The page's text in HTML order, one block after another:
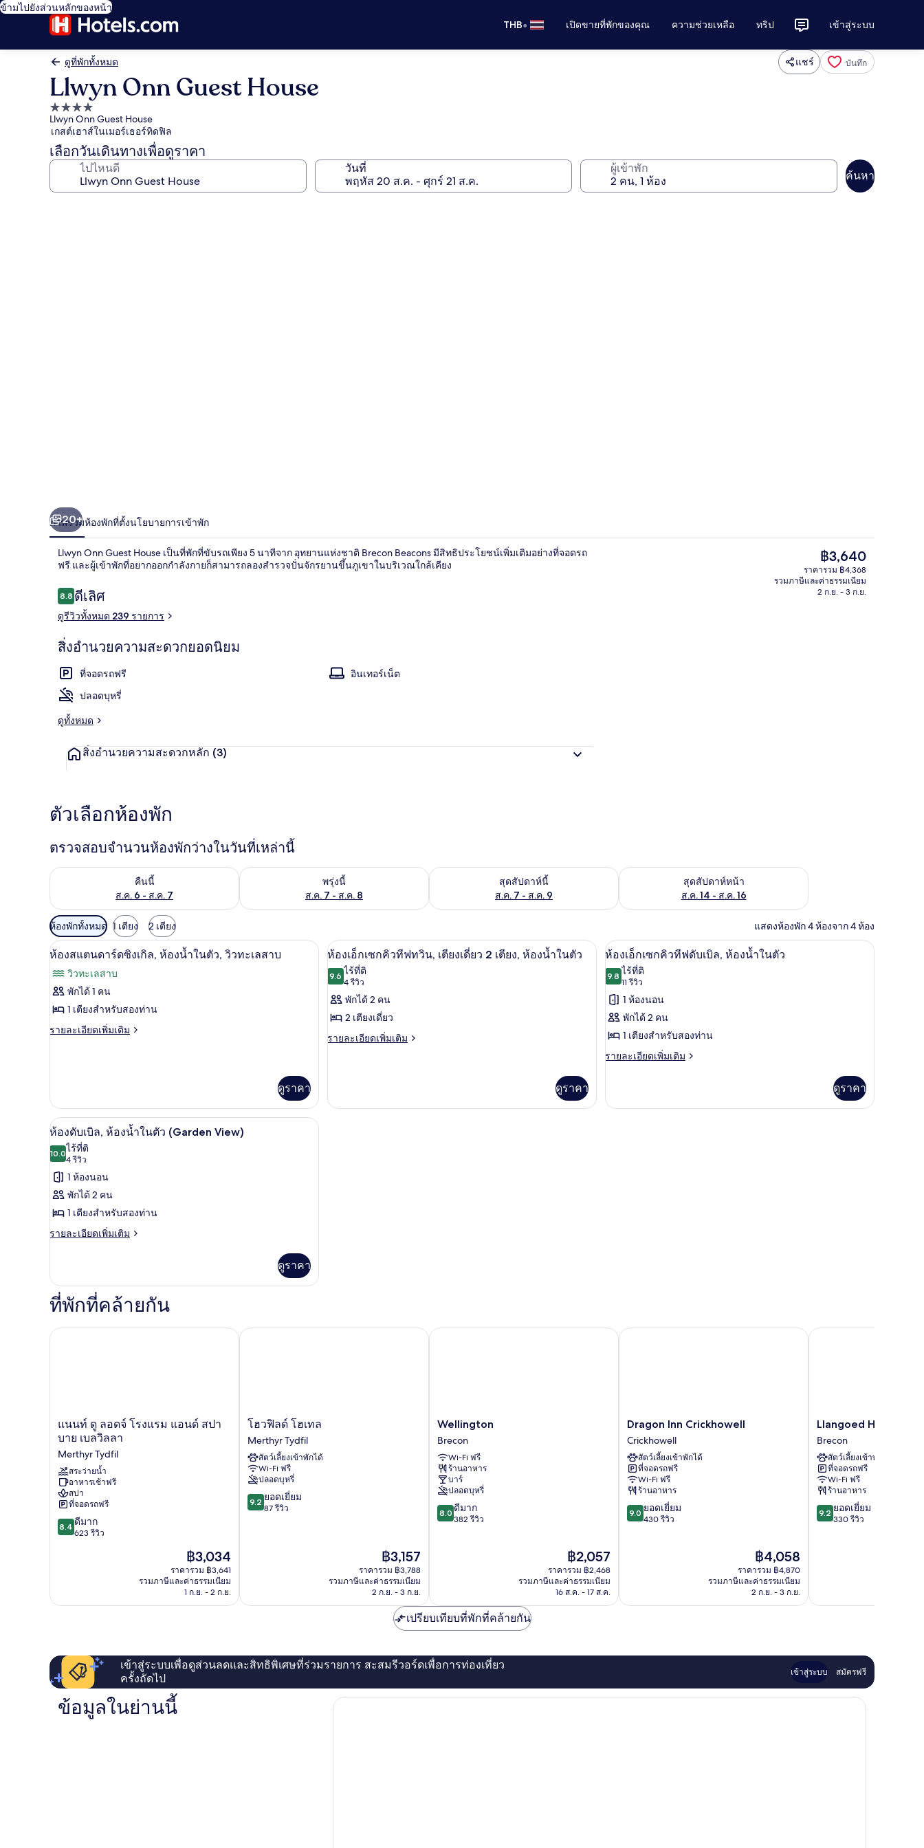
ข้ามไปยังส่วนหลักของหน้า
THB• เปิดขายที่พักของคุณ ความช่วยเหลือ ทริป เข้าสู่ระบบ
ดูที่พักทั้งหมด แชร์ บันทึก
Llwyn Onn Guest House
ที่พัก
4.0
ดาว
Llwyn Onn Guest House
เกสต์เฮาส์ในเมอร์เธอร์ทิดฟิล
เลือกวันเดินทางเพื่อดูราคา
ไปไหนดี วันที่ ผู้เข้าพัก
ค้นหา
20+
ภาพรวมห้องพักที่ตั้งนโยบายการเข้าพัก
Llwyn Onn Guest House เป็นที่พักที่ขับรถเพียง 5 นาทีจาก อุทยานแห่งชาติ Brecon Beacons มีสิทธิประโยชน์เพิ่มเติมอย่างที่จอดรถ
ฟรี และผู้เข้าพักที่อยากออกกำลังกายก็สามารถลองสำรวจปั่นจักรยานขึ้นภูเขาในบริเวณใกล้เคียง
รีวิว
8.88.8 จาก 10
ดีเลิศ
ดูรีวิวทั้งหมด 239 รายการ
สิ่งอำนวยความสะดวกยอดนิยม
ที่จอดรถฟรี
อินเทอร์เน็ต
ปลอดบุหรี่
ดูทั้งหมด
สิ่งอำนวยความสะดวกหลัก (3)
ราคา
ปัจจุบัน
฿3,640
฿3,640
ราคารวม ฿4,368
รวมภาษีและค่าธรรมเนียม
2 ก.ย. - 3 ก.ย.
ตัวเลือกห้องพัก
ตรวจสอบจำนวนห้องพักว่างในวันที่เหล่านี้
คืนนี้
ส.ค. 6 - ส.ค. 7
ตรวจสอบจำนวนห้องพักว่างในคืนนี้ ส.ค. 6 - ส.ค. 7
พรุ่งนี้
ส.ค. 7 - ส.ค. 8
ตรวจสอบจำนวนห้องพักว่างในพรุ่งนี้ ส.ค. 7 - ส.ค. 8
สุดสัปดาห์นี้
ส.ค. 7 - ส.ค. 9
ตรวจสอบจำนวนห้องพักว่างในสุดสัปดาห์นี้ ส.ค. 7 - ส.ค. 9สุดสัปดาห์หน้า
ส.ค. 14 - ส.ค. 16
ตรวจสอบจำนวนห้องพักว่างในสุดสัปดาห์หน้า ส.ค. 14 - ส.ค. 16
ตัว
กรอง
ที่
มี
ให้
สำหรับ
ห้อง
ห้องพักทั้งหมด 1 เตียง 2 เตียง แสดงห้องพัก 4 ห้องจาก 4 ห้อง
เปิด
ภาพถ่าย
ทั้งหมด
ของ
ห้อง
ใน
ตัว,
วิว
ทะเลสาบ
ห้องสแตนดาร์ดซิงเกิล, ห้องน้ำในตัว, วิวทะเลสาบ
1
ห้องสแตนดาร์ดซิงเกิล, ห้องน้ำในตัว, วิวทะเลสาบ
วิวทะเลสาบ
พักได้ 1 คน
1 เตียงสำหรับสองท่าน
รายละเอียดเพิ่มเติม
ราย
ห้อง
สแตนดาร์ด
ซิงเกิล,
ห้องน้ำ
ใน
ตัว,
วิว
ทะเลสาบ
ดูราคา
เปิด
ภาพถ่าย
ทั้งหมด
ของ
ทีฟ
ห้องเอ็กเซกคิวทีฟทวิน, เตียงเดี่ยว 2 เตียง, ห้องน้ำในตัว
1
ห้องเอ็กเซกคิวทีฟทวิน, เตียงเดี่ยว 2 เตียง, ห้องน้ำในตัว
9.69.6 จาก 10
ไร้ที่ติ
4 รีวิว
(4
รีวิว)
พักได้ 2 คน
2 เตียงเดี่ยว
รายละเอียดเพิ่มเติม
ราย
กับ
ห้อง
ดูราคา
เปิด
ภาพถ่าย
ทั้งหมด
ของ
ห้อง
ทีฟ
ห้องเอ็กเซกคิวทีฟดับเบิล, ห้องน้ำในตัว
2
ห้องเอ็กเซกคิวทีฟดับเบิล, ห้องน้ำในตัว
9.89.8 จาก 10
ไร้ที่ติ
11 รีวิว
(11
รีวิว)
1 ห้องนอน
พักได้ 2 คน
1 เตียงสำหรับสองท่าน
รายละเอียดเพิ่มเติม
ราย
เกี่ยว
ดูราคา
เปิด
ภาพถ่าย
ทั้งหมด
ของ
ห้อง
ดับเบิล,
ตัว
(Garden
ห้องดับเบิล, ห้องน้ำในตัว (Garden View)
2
ห้องดับเบิล, ห้องน้ำในตัว (Garden View)
10.010.0 จาก 10
ไร้ที่ติ
4 รีวิว
(4
รีวิว)
1 ห้องนอน
พักได้ 2 คน
1 เตียงสำหรับสองท่าน
รายละเอียดเพิ่มเติม
ราย
เกี่ยว
กับ
ห้อง
ห้องน้ำ
ดูราคา
ที่พักที่คล้ายกัน
แน
นท์
ลอด
จ์
โรงแรม
แอนด์
สปา
บาย
เบล
แนนท์ ดู ลอดจ์ โรงแรม แอนด์ สปา
บาย เบลวิลลา
Merthyr Tydfil
สระว่ายน้ำ
อาหารเช้าฟรี
สปา
ที่จอดรถฟรี
8.4
จาก
8.4 ดีมาก
623 รีวิว
ราคา
ปัจจุบัน
คือ
฿3,034
฿3,034
ราคารวม ฿3,641
รวมภาษีและค่าธรรมเนียม
1 ก.ย. - 2 ก.ย.
แนนท์ ดู ลอดจ์ โรงแรม แอนด์ สปา บาย เบลวิลลา
โฮว
ฟิลด์
โฮ
เทล
Merthyr
Tydfil
โฮวฟิลด์ โฮเทล
Merthyr Tydfil
สัตว์เลี้ยงเข้าพักได้
Wi-Fi ฟรี
ปลอดบุหรี่
9.2
จาก
9.2 ยอดเยี่ยม
87 รีวิว
ราคา
ปัจจุบัน
คือ
฿3,157
฿3,157
ราคารวม ฿3,788
รวมภาษีและค่าธรรมเนียม
2 ก.ย. - 3 ก.ย.
โฮวฟิลด์ โฮเทล
Wellington
Brecon
Wellington
Brecon
Wi-Fi ฟรี
ร้านอาหาร
บาร์
ปลอดบุหรี่
8.0
จาก
8.0 ดีมาก
382 รีวิว
ราคา
ปัจจุบัน
คือ
฿2,057
฿2,057
ราคารวม ฿2,468
รวมภาษีและค่าธรรมเนียม
16 ส.ค. - 17 ส.ค.
Wellington
Dragon
Inn
Crickhowell
Crickhowell
Dragon Inn Crickhowell
Crickhowell
สัตว์เลี้ยงเข้าพักได้
ที่จอดรถฟรี
Wi-Fi ฟรี
ร้านอาหาร
9.0
จาก
9.0 ยอดเยี่ยม
430 รีวิว
ราคา
ปัจจุบัน
คือ
฿4,058
฿4,058
ราคารวม ฿4,870
รวมภาษีและค่าธรรมเนียม
2 ก.ย. - 3 ก.ย.
Dragon Inn Crickhowell
Llangoed
Hall
Brecon
Llangoed Hall
Brecon
สัตว์เลี้ยงเข้าพักได้
ที่จอดรถฟรี
Wi-Fi ฟรี
ร้านอาหาร
9.2
จาก
9.2 ยอดเยี่ยม
330 รีวิว
Llangoed Hall
เปรียบเทียบที่พักที่คล้ายกัน
เข้าสู่ระบบเพื่อดูส่วนลดและสิทธิพิเศษที่ร่วมรายการ สะสมรีวอร์ดเพื่อการท่องเที่ยว
ครั้งถัดไป
เข้าสู่ระบบ สมัครฟรี
ข้อมูลในย่านนี้